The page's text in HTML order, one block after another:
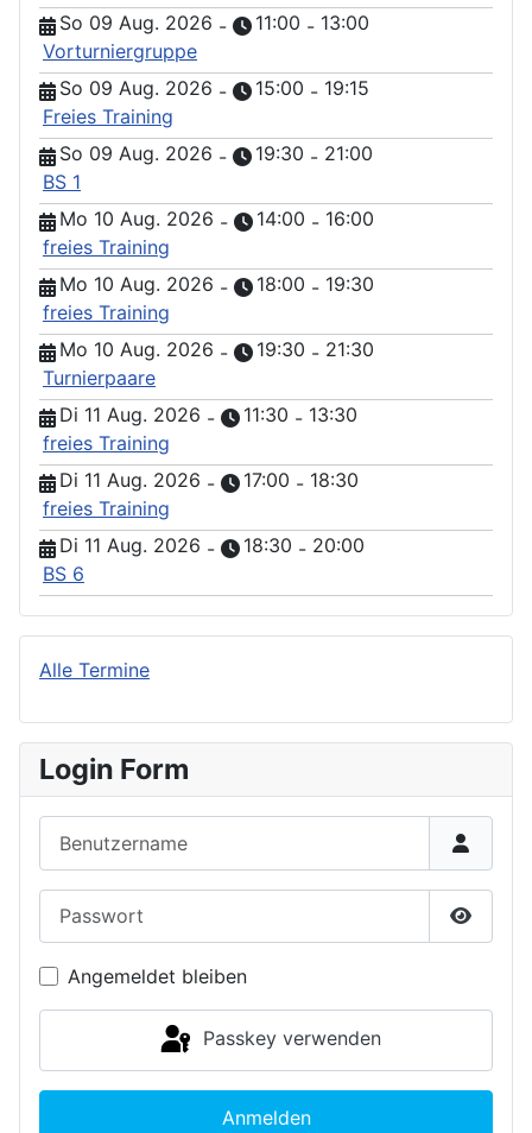
So 09 Aug. 2026 - 11:00 - 13:00
Vorturniergruppe
So 09 Aug. 2026 - 15:00 - 19:15
Freies Training
So 09 Aug. 2026 - 19:30 - 21:00
BS 1
Mo 10 Aug. 2026 - 14:00 - 16:00
freies Training
Mo 10 Aug. 2026 - 18:00 - 19:30
freies Training
Mo 10 Aug. 2026 - 19:30 - 21:30
Turnierpaare
Di 11 Aug. 2026 - 11:30 - 13:30
freies Training
Di 11 Aug. 2026 - 17:00 - 18:30
freies Training
Di 11 Aug. 2026 - 18:30 - 20:00
BS 6
Alle Termine
Login Form
Angemeldet bleiben
Passkey verwenden
Anmelden